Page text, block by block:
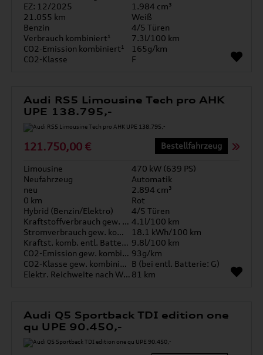
EZ: 12/2025
1.984 cm³
21.055 km
Weiß
Benzin
4/5 Türen
Verbrauch kombiniert¹
7.3l/100 km
CO2-Emission kombiniert¹
165g/km
CO2-Klasse
F
Audi RS5 Limousine Tech pro AHK
UPE 138.795,-
121.750,00 € Bestellfahrzeug
Limousine
470 kW (639 PS)
Neufahrzeug
Automatik
neu
2.894 cm³
0 km
Rot
Hybrid (Benzin/Elektro)
4/5 Türen
Kraftstoffverbrauch gew. kombiniert 4.1l/100 km
Stromverbrauch gew. kombiniert
18.1 kWh/100 km
Kraftst. komb. entl. Batterie 9.8l/100 km
CO2-Emission gew. kombiniert 93g/km
CO2-Klasse gew. kombiniert B (bei entl. Batterie: G)
Elektr. Reichweite nach WLTP* 81 km
Audi Q5 Sportback TDI edition one
qu UPE 90.450,-